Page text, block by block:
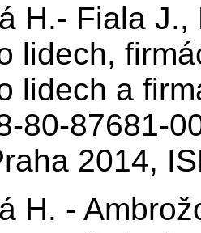
H.- Fiala J.,
lidech,
lidech a
80-87681-
2014,
H. -